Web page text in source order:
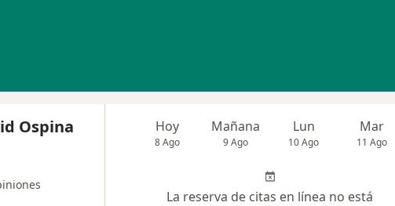
Ospina
Hoy
8 Ago
Mañana
9 Ago
Lun
10 Ago
Mar
11 Ago
La reserva de citas en línea no está